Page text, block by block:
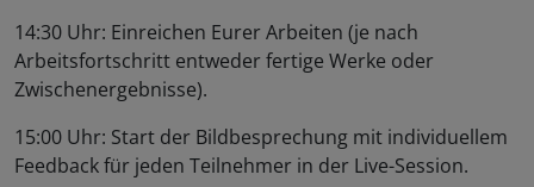
14:30 Uhr: Einreichen Eurer Arbeiten (je nach
Arbeitsfortschritt entweder fertige Werke oder
Zwischenergebnisse).
15:00 Uhr: Start der Bildbesprechung mit individuellem
Feedback für jeden Teilnehmer in der Live-Session.